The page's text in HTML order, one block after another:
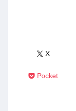
X
Pocket